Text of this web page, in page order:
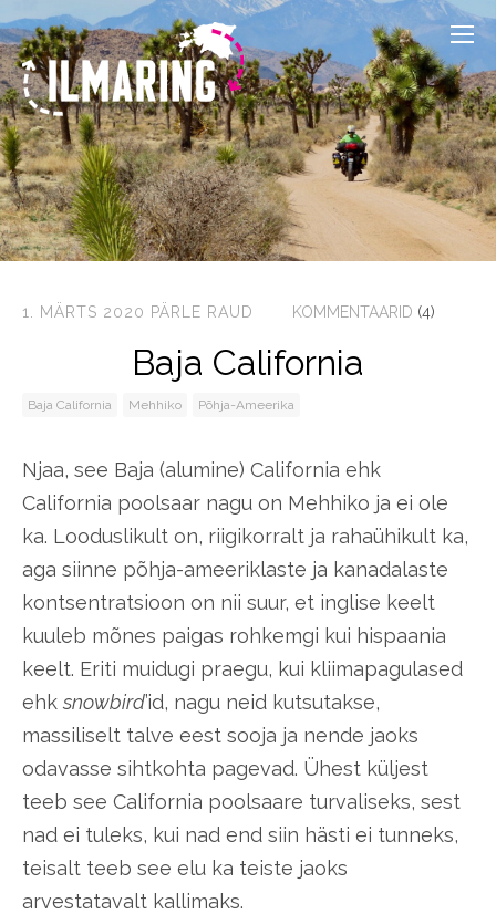
1. MÄRTS 2020 PÄRLE RAUD KOMMENTAARID (4)
Baja California
Baja California Mehhiko Põhja-Ameerika
Njaa, see Baja (alumine) California ehk
California poolsaar nagu on Mehhiko ja ei ole
ka. Looduslikult on, riigikorralt ja rahaühikult ka,
aga siinne põhja-ameeriklaste ja kanadalaste
kontsentratsioon on nii suur, et inglise keelt
kuuleb mõnes paigas rohkemgi kui hispaania
keelt. Eriti muidugi praegu, kui kliimapagulased
ehksnowbird’id, nagu neid kutsutakse,
massiliselt talve eest sooja ja nende jaoks
odavasse sihtkohta pagevad. Ühest küljest
teeb see California poolsaare turvaliseks, sest
nad ei tuleks, kui nad end siin hästi ei tunneks,
teisalt teeb see elu ka teiste jaoks
arvestatavalt kallimaks.